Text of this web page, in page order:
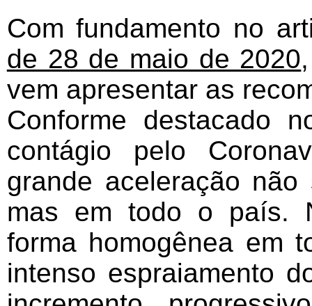
Com fundamento no
de 28 de maio de 2020
vem apresentar as
Conforme destacado
contágio pelo
grande aceleração
mas em todo o país.
forma homogênea em
intenso espraiamento